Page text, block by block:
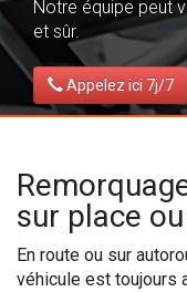
Notre équipe peut
et sûr.
Appelez ici 7j/7
sur place
En route ou sur
véhicule est toujours